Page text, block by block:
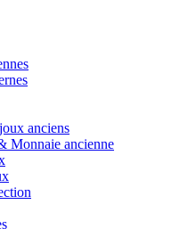
anciens
Monnaie ancienne